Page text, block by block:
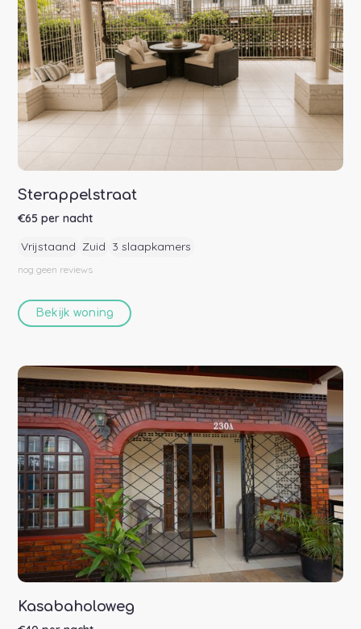
Sterappelstraat
€65 per nacht
Vrijstaand Zuid 3 slaapkamers
nog geen reviews
Bekijk woning
Kasabaholoweg